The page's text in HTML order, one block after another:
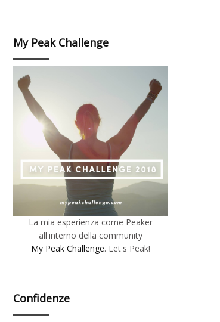
My Peak Challenge
La mia esperienza come Peaker
all'interno della community
My Peak Challenge. Let's Peak!
Confidenze